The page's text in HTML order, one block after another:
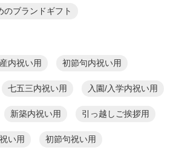
のブランドギフト
内祝い用 初節句内祝い用
七五三内祝い用 入園/入学内祝い用
新築内祝い用 引っ越しご挨拶用
い用 初節句祝い用